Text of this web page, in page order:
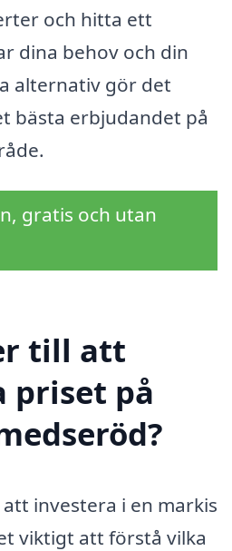
och hitta ett
dina behov och din
alternativ gör det
bästa erbjudandet på
gratis och utan
till att
priset på
investera i en markis
viktigt att förstå vilka